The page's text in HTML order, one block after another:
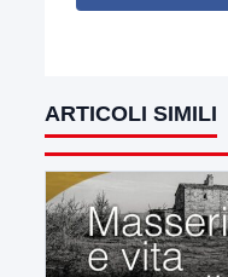
ARTICOLI SIMILI